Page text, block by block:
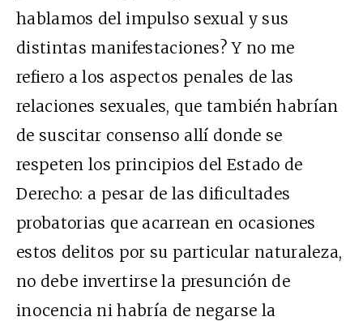
hablamos del impulso sexual y sus
distintas manifestaciones? Y no me
refiero a los aspectos penales de las
relaciones sexuales, que también habrían
de suscitar consenso allí donde se
respeten los principios del Estado de
Derecho: a pesar de las dificultades
probatorias que acarrean en ocasiones
estos delitos por su particular naturaleza,
no debe invertirse la presunción de
inocencia ni habría de negarse la